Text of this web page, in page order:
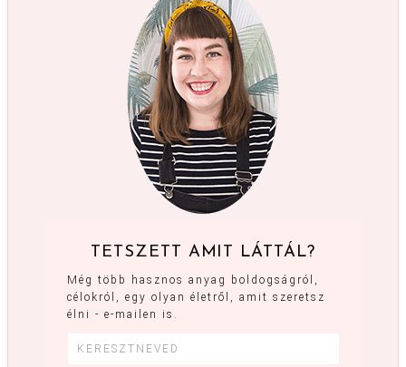
TETSZETT AMIT LÁTTÁL?
Még több hasznos anyag boldogságról,
célokról, egy olyan életről, amit szeretsz
élni - e-mailen is.